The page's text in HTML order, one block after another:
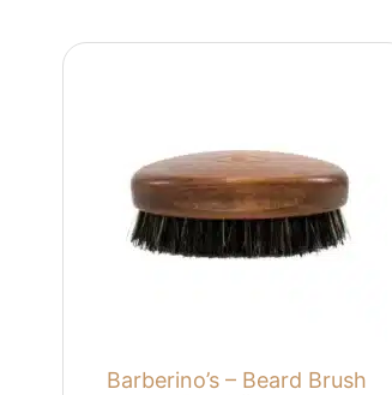
Barberino’s – Beard Brush